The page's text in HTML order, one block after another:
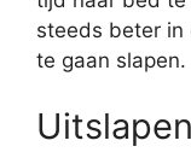
steeds beter in
te gaan slapen.
Uitslapen